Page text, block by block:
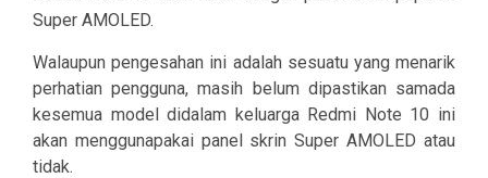
Super AMOLED.
Walaupun pengesahan ini adalah sesuatu yang menarik
perhatian pengguna, masih belum dipastikan samada
kesemua model didalam keluarga Redmi Note 10 ini
akan menggunapakai panel skrin Super AMOLED atau
tidak.